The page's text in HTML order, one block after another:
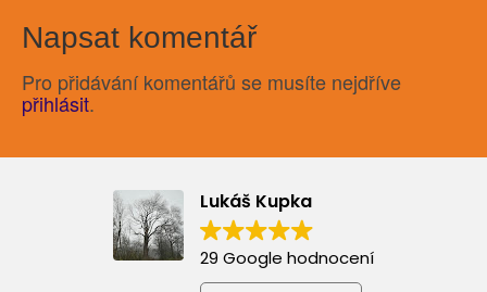
Napsat komentář
Pro přidávání komentářů se musíte nejdříve
přihlásit.
Lukáš Kupka
29 Google hodnocení